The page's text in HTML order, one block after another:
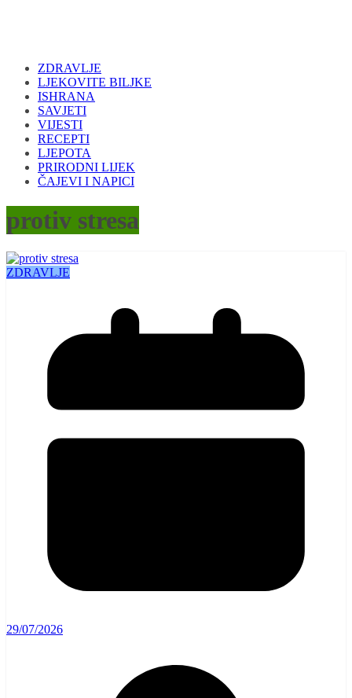
ZDRAVLJE
LJEKOVITE BILJKE
ISHRANA
SAVJETI
VIJESTI
RECEPTI
LJEPOTA
PRIRODNI LIJEK
ČAJEVI I NAPICI
protiv stresa
ZDRAVLJE
29/07/2026